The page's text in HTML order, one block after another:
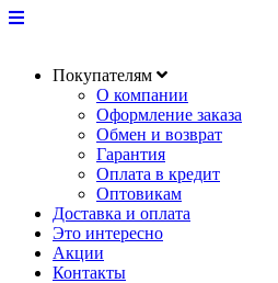
Покупателям
О компании
Оформление заказа
Обмен и возврат
Гарантия
Оплата в кредит
Оптовикам
Доставка и оплата
Это интересно
Акции
Контакты